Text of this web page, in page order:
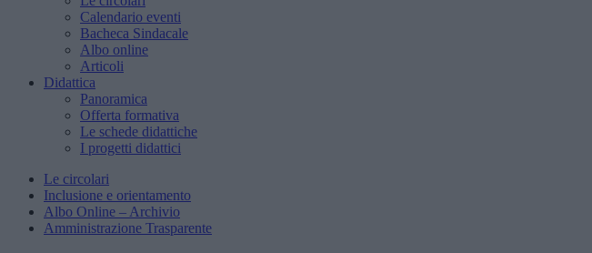
Calendario eventi
Bacheca Sindacale
Albo online
Articoli
Didattica
Panoramica
Offerta formativa
Le schede didattiche
I progetti didattici
Le circolari
Inclusione e orientamento
Albo Online – Archivio
Amministrazione Trasparente